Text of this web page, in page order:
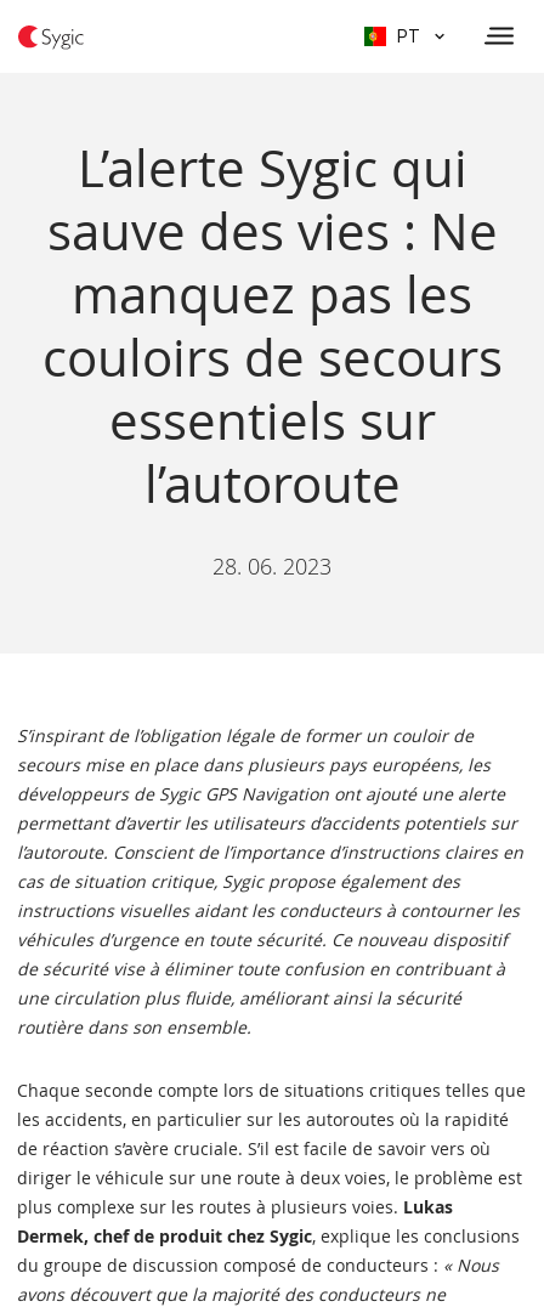
PT
L’alerte Sygic qui
sauve des vies : Ne
manquez pas les
couloirs de secours
essentiels sur
l’autoroute
28. 06. 2023
S’inspirant de l’obligation légale de former un couloir de
secours mise en place dans plusieurs pays européens, les
développeurs de Sygic GPS Navigation ont ajouté une alerte
permettant d’avertir les utilisateurs d’accidents potentiels sur
l’autoroute. Conscient de l’importance d’instructions claires en
cas de situation critique, Sygic propose également des
instructions visuelles aidant les conducteurs à contourner les
véhicules d’urgence en toute sécurité. Ce nouveau dispositif
de sécurité vise à éliminer toute confusion en contribuant à
une circulation plus fluide, améliorant ainsi la sécurité
routière dans son ensemble.
Chaque seconde compte lors de situations critiques telles que
les accidents, en particulier sur les autoroutes où la rapidité
de réaction s’avère cruciale. S’il est facile de savoir vers où
diriger le véhicule sur une route à deux voies, le problème est
plus complexe sur les routes à plusieurs voies. Lukas
Dermek, chef de produit chez Sygic, explique les conclusions
du groupe de discussion composé de conducteurs : « Nous
avons découvert que la majorité des conducteurs ne